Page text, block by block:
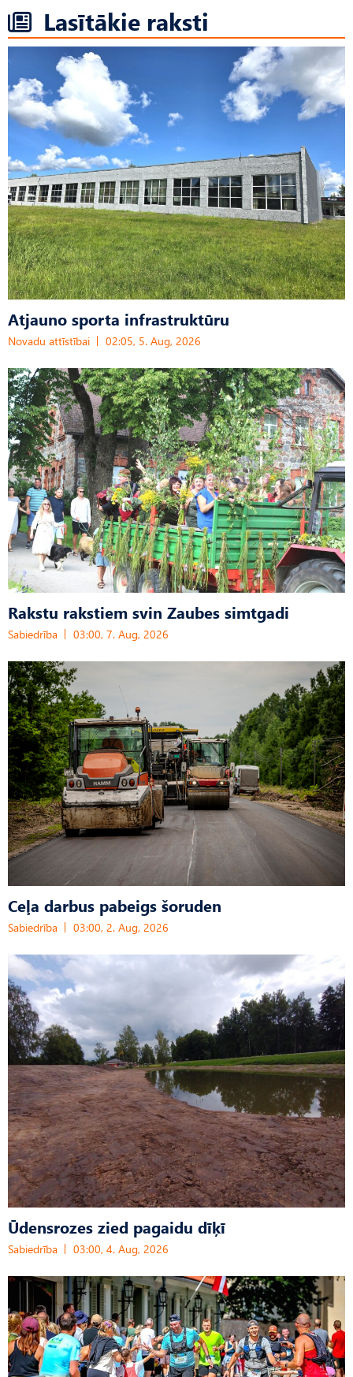
Lasītākie raksti
Atjauno sporta infrastruktūru
Novadu attīstībai 02:05, 5. Aug, 2026
Rakstu rakstiem svin Zaubes simtgadi
Sabiedrība 03:00, 7. Aug, 2026
Ceļa darbus pabeigs šoruden
Sabiedrība 03:00, 2. Aug, 2026
Ūdensrozes zied pagaidu dīķī
Sabiedrība 03:00, 4. Aug, 2026